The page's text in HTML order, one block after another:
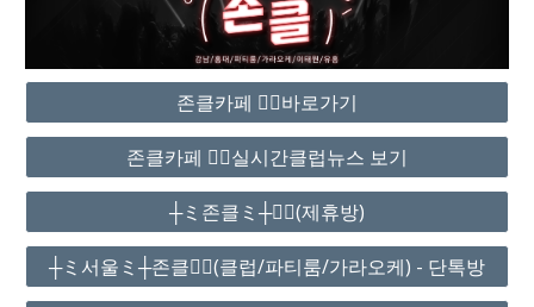
존클카페 ❤️‍🔥바로가기
존클카페 ❤️‍🔥실시간클럽뉴스 보기
┼ミ존클ミ┼❤️‍🔥(제휴방)
┼ミ서울ミ┼존클❤️‍🔥(클럽/파티룸/가라오케) - 단톡방